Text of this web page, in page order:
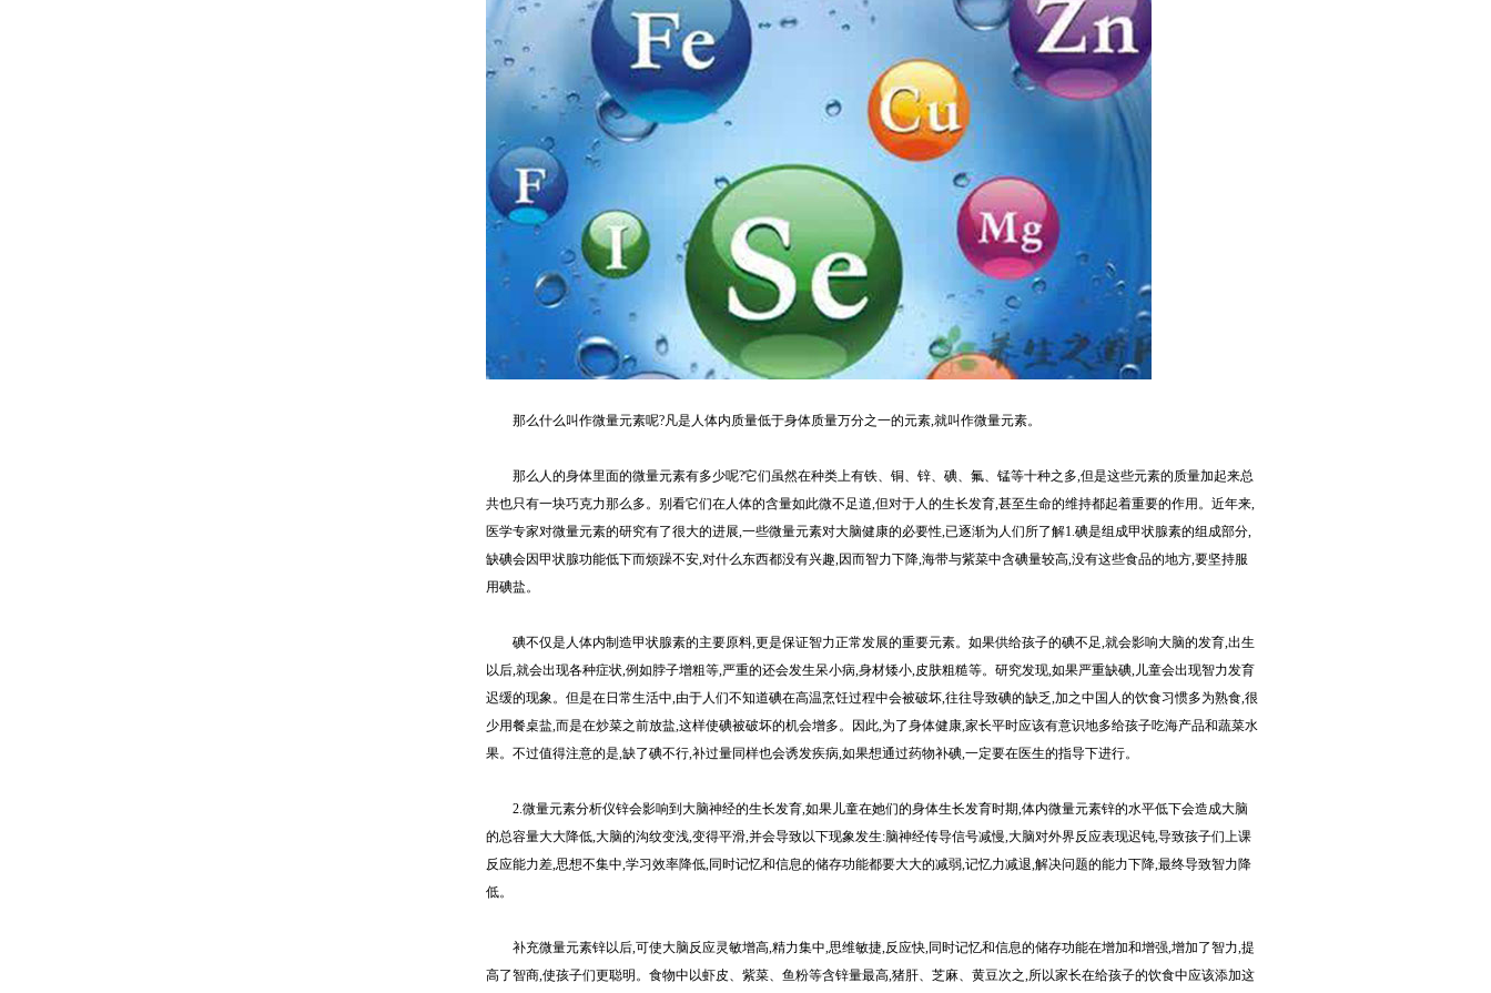
那么什么叫作微量元素呢?凡是人体内质量低于身体质量万分之一的元素,就叫作微量元素。
那么人的身体里面的微量元素有多少呢?它们虽然在种类上有铁、铜、锌、碘、氟、锰等十种之多,但是这些元素的质量加起来总
共也只有一块巧克力那么多。别看它们在人体的含量如此微不足道,但对于人的生长发育,甚至生命的维持都起着重要的作用。近年来,
医学专家对微量元素的研究有了很大的进展,一些微量元素对大脑健康的必要性,已逐渐为人们所了解1.碘是组成甲状腺素的组成部分,
缺碘会因甲状腺功能低下而烦躁不安,对什么东西都没有兴趣,因而智力下降,海带与紫菜中含碘量较高,没有这些食品的地方,要坚持服
用碘盐。
碘不仅是人体内制造甲状腺素的主要原料,更是保证智力正常发展的重要元素。如果供给孩子的碘不足,就会影响大脑的发育,出生
以后,就会出现各种症状,例如脖子增粗等,严重的还会发生呆小病,身材矮小,皮肤粗糙等。研究发现,如果严重缺碘,儿童会出现智力发育
迟缓的现象。但是在日常生活中,由于人们不知道碘在高温烹饪过程中会被破坏,往往导致碘的缺乏,加之中国人的饮食习惯多为熟食,很
少用餐桌盐,而是在炒菜之前放盐,这样使碘被破坏的机会增多。因此,为了身体健康,家长平时应该有意识地多给孩子吃海产品和蔬菜水
果。不过值得注意的是,缺了碘不行,补过量同样也会诱发疾病,如果想通过药物补碘,一定要在医生的指导下进行。
2.微量元素分析仪锌会影响到大脑神经的生长发育,如果儿童在她们的身体生长发育时期,体内微量元素锌的水平低下会造成大脑
的总容量大大降低,大脑的沟纹变浅,变得平滑,并会导致以下现象发生:脑神经传导信号减慢,大脑对外界反应表现迟钝,导致孩子们上课
反应能力差,思想不集中,学习效率降低,同时记忆和信息的储存功能都要大大的减弱,记忆力减退,解决问题的能力下降,最终导致智力降
低。
补充微量元素锌以后,可使大脑反应灵敏增高,精力集中,思维敏捷,反应快,同时记忆和信息的储存功能在增加和增强,增加了智力,提
高了智商,使孩子们更聪明。食物中以虾皮、紫菜、鱼粉等含锌量最高,猪肝、芝麻、黄豆次之,所以家长在给孩子的饮食中应该添加这